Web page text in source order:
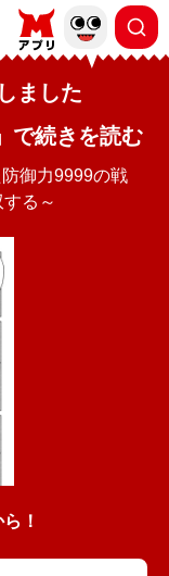
ました
で続きを読む
御力9999の戦
る～
！